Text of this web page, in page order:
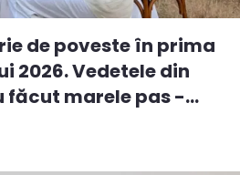
de poveste în prima
2026. Vedetele din
făcut marele pas -